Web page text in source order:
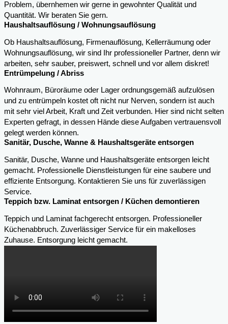
Problem, übernhemen wir gerne in gewohnter Qualität und
Quantität. Wir beraten Sie gern.
Haushaltsauflösung / Wohnungsauflösung
Ob Haushaltsauflösung, Firmenauflösung, Kellerräumung oder
Wohnungsauflösung, wir sind Ihr professioneller Partner, denn wir
arbeiten, sehr sauber, preiswert, schnell und vor allem diskret!
Entrümpelung / Abriss
Wohnraum, Büroräume oder Lager ordnungsgemäß aufzulösen
und zu entrümpeln kostet oft nicht nur Nerven, sondern ist auch
mit sehr viel Arbeit, Kraft und Zeit verbunden. Hier sind nicht selten
Experten gefragt, in dessen Hände diese Aufgaben vertrauensvoll
gelegt werden können.
Sanitär, Dusche, Wanne & Haushaltsgeräte entsorgen
Sanitär, Dusche, Wanne und Haushaltsgeräte entsorgen leicht
gemacht. Professionelle Dienstleistungen für eine saubere und
effiziente Entsorgung. Kontaktieren Sie uns für zuverlässigen
Service.
Teppich bzw. Laminat entsorgen / Küchen demontieren
Teppich und Laminat fachgerecht entsorgen. Professioneller
Küchenabbruch. Zuverlässiger Service für ein makelloses
Zuhause. Entsorgung leicht gemacht.